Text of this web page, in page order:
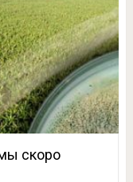
скоро